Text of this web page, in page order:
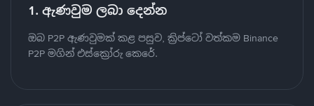
1. ඇණවුම ලබා දෙන්න
ඔබ P2P ඇණවුමක් කළ පසුව, ක්‍රිප්ටෝ වත්කම Binance
P2P මගින් එස්ක්‍රෝරු කෙරේ.